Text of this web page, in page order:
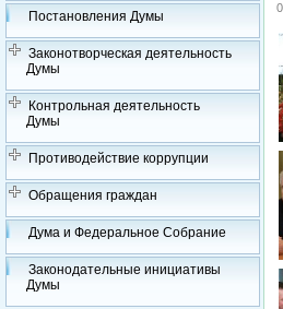
Постановления Думы
Законотворческая деятельность
Думы
Контрольная деятельность
Думы
Противодействие коррупции
Обращения граждан
Дума и Федеральное Собрание
Законодательные инициативы
Думы